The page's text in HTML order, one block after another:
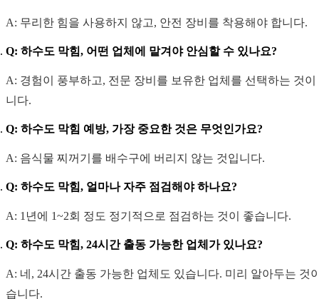
A: 무리한 힘을 사용하지 않고, 안전 장비를 착용해야 합니다.
Q: 하수도 막힘, 어떤 업체에 맡겨야 안심할 수 있나요?
A: 경험이 풍부하고, 전문 장비를 보유한 업체를 선택하는 것이
니다.
Q: 하수도 막힘 예방, 가장 중요한 것은 무엇인가요?
A: 음식물 찌꺼기를 배수구에 버리지 않는 것입니다.
Q: 하수도 막힘, 얼마나 자주 점검해야 하나요?
A: 1년에 1~2회 정도 정기적으로 점검하는 것이 좋습니다.
Q: 하수도 막힘, 24시간 출동 가능한 업체가 있나요?
A: 네, 24시간 출동 가능한 업체도 있습니다. 미리 알아두는 것
습니다.